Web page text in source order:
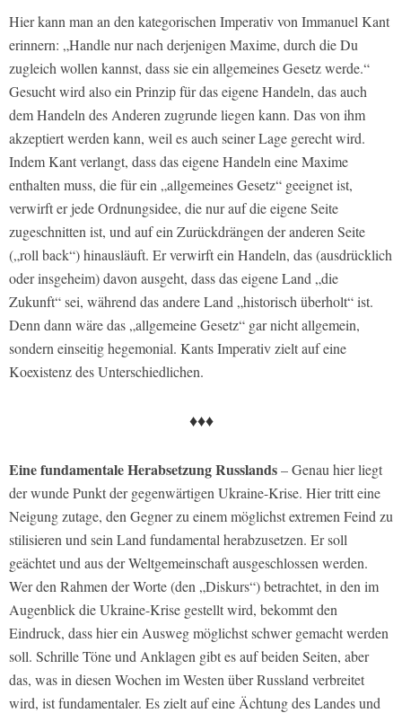
Hier kann man an den kategorischen Imperativ von Immanuel Kant
erinnern: „Handle nur nach derjenigen Maxime, durch die Du
zugleich wollen kannst, dass sie ein allgemeines Gesetz werde.“
Gesucht wird also ein Prinzip für das eigene Handeln, das auch
dem Handeln des Anderen zugrunde liegen kann. Das von ihm
akzeptiert werden kann, weil es auch seiner Lage gerecht wird.
Indem Kant verlangt, dass das eigene Handeln eine Maxime
enthalten muss, die für ein „allgemeines Gesetz“ geeignet ist,
verwirft er jede Ordnungsidee, die nur auf die eigene Seite
zugeschnitten ist, und auf ein Zurückdrängen der anderen Seite
(„roll back“) hinausläuft. Er verwirft ein Handeln, das (ausdrücklich
oder insgeheim) davon ausgeht, dass das eigene Land „die
Zukunft“ sei, während das andere Land „historisch überholt“ ist.
Denn dann wäre das „allgemeine Gesetz“ gar nicht allgemein,
sondern einseitig hegemonial. Kants Imperativ zielt auf eine
Koexistenz des Unterschiedlichen.
♦♦♦
Eine fundamentale Herabsetzung Russlands– Genau hier liegt
der wunde Punkt der gegenwärtigen Ukraine-Krise. Hier tritt eine
Neigung zutage, den Gegner zu einem möglichst extremen Feind zu
stilisieren und sein Land fundamental herabzusetzen. Er soll
geächtet und aus der Weltgemeinschaft ausgeschlossen werden.
Wer den Rahmen der Worte (den „Diskurs“) betrachtet, in den im
Augenblick die Ukraine-Krise gestellt wird, bekommt den
Eindruck, dass hier ein Ausweg möglichst schwer gemacht werden
soll. Schrille Töne und Anklagen gibt es auf beiden Seiten, aber
das, was in diesen Wochen im Westen über Russland verbreitet
wird, ist fundamentaler. Es zielt auf eine Ächtung des Landes und